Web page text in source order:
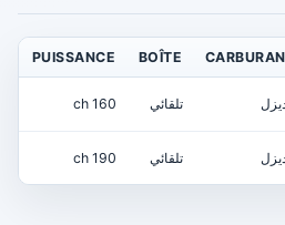
BOÎTE
PUISSANCE
تلقائي 160 ch
تلقائي 190 ch